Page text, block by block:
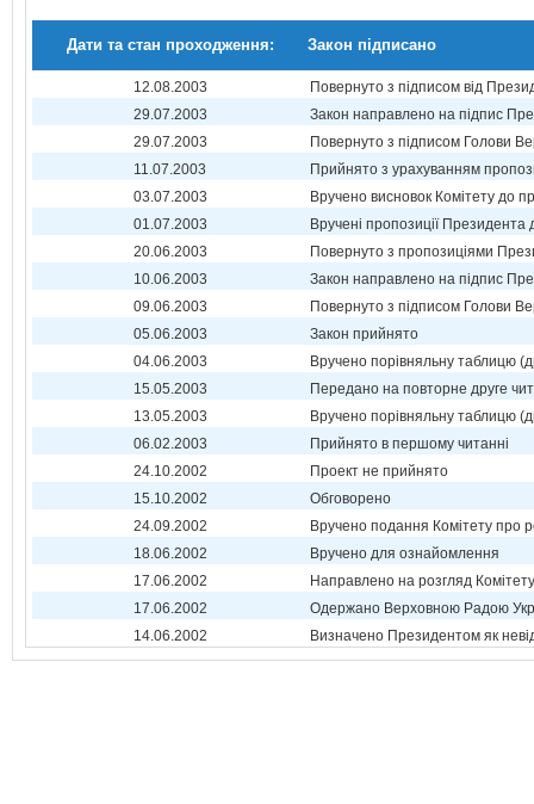
Дати та стан проходження: Закон підписано
12.08.2003
Повернуто з підписом від
29.07.2003
Закон направлено на підпис
29.07.2003
Повернуто з підписом Голови
11.07.2003
Прийнято з урахуванням
03.07.2003
Вручено висновок Комітету до
01.07.2003
Вручені пропозиції Президента
20.06.2003
Повернуто з пропозиціями
10.06.2003
Закон направлено на підпис
09.06.2003
Повернуто з підписом Голови
05.06.2003
Закон прийнято
04.06.2003
Вручено порівняльну таблицю
15.05.2003
Передано на повторне друге
13.05.2003
Вручено порівняльну таблицю
06.02.2003
Прийнято в першому читанні
24.10.2002
Проект не прийнято
15.10.2002
Обговорено
24.09.2002
Вручено подання Комітету про
18.06.2002
Вручено для ознайомлення
17.06.2002
Направлено на розгляд Комітету
17.06.2002
Одержано Верховною Радою
14.06.2002
Визначено Президентом як